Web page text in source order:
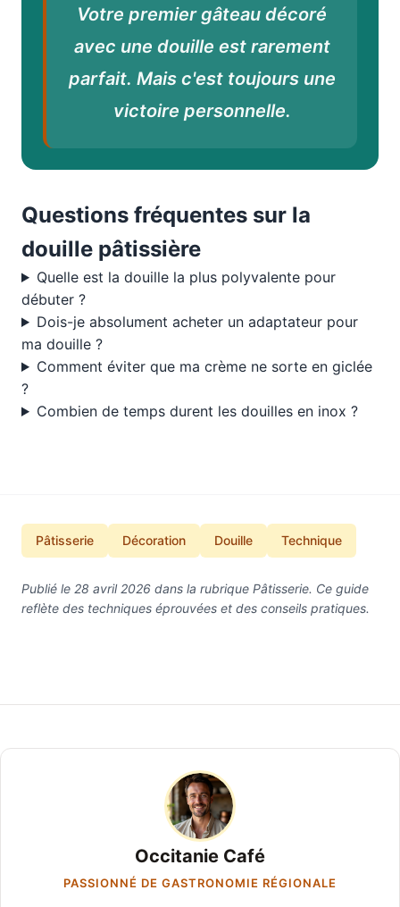
Votre premier gâteau décoré
avec une douille est rarement
parfait. Mais c'est toujours une
victoire personnelle.
Questions fréquentes sur la
douille pâtissière
Quelle est la douille la plus polyvalente pour
débuter ?
Dois-je absolument acheter un adaptateur pour
ma douille ?
Comment éviter que ma crème ne sorte en giclée
?
Combien de temps durent les douilles en inox ?
Pâtisserie Décoration Douille Technique
Publié le 28 avril 2026 dans la rubrique Pâtisserie. Ce guide
reflète des techniques éprouvées et des conseils pratiques.
Occitanie Café
PASSIONNÉ DE GASTRONOMIE RÉGIONALE